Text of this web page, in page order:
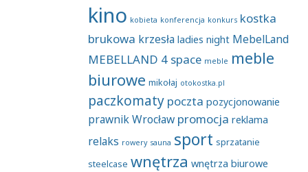
kino kobieta konferencja konkurs kostka
brukowa krzesła ladies night MebelLand
MEBELLAND 4 space meble meble
biurowe mikołaj otokostka.pl
paczkomaty poczta pozycjonowanie
prawnik Wrocław promocja reklama
relaks rowery sauna sport sprzatanie
steelcase wnętrza wnętrza biurowe